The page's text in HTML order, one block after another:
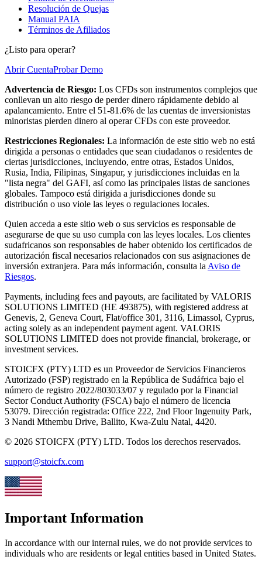
Resolución de Quejas
Manual PAIA
Términos de Afiliados
¿Listo para operar?
Abrir CuentaProbar Demo
Advertencia de Riesgo: Los CFDs son instrumentos complejos que
conllevan un alto riesgo de perder dinero rápidamente debido al
apalancamiento. Entre el 51-81.6% de las cuentas de inversionistas
minoristas pierden dinero al operar CFDs con este proveedor.
Restricciones Regionales: La información de este sitio web no está
dirigida a personas o entidades que sean ciudadanos o residentes de
ciertas jurisdicciones, incluyendo, entre otras, Estados Unidos,
Rusia, India, Filipinas, Singapur, y jurisdicciones incluidas en la
"lista negra" del GAFI, así como las principales listas de sanciones
globales. Tampoco está dirigida a jurisdicciones donde su
distribución o uso viole las leyes o regulaciones locales.
Quien acceda a este sitio web o sus servicios es responsable de
asegurarse de que su uso cumpla con las leyes locales. Los clientes
sudafricanos son responsables de haber obtenido los certificados de
autorización fiscal necesarios relacionados con sus asignaciones de
inversión extranjera. Para más información, consulta la Aviso de
Riesgos.
Payments, including fees and payouts, are facilitated by VALORIS
SOLUTIONS LIMITED (HE 493875), with registered address at
Genevis, 2, Geneva Court, Flat/office 301, 3116, Limassol, Cyprus,
acting solely as an independent payment agent. VALORIS
SOLUTIONS LIMITED does not provide financial, brokerage, or
investment services.
STOICFX (PTY) LTD es un Proveedor de Servicios Financieros
Autorizado (FSP) registrado en la República de Sudáfrica bajo el
número de registro 2022/803033/07 y regulado por la Financial
Sector Conduct Authority (FSCA) bajo el número de licencia
53079. Dirección registrada: Office 222, 2nd Floor Ingenuity Park,
3 Nandi Mthembu Drive, Ballito, Kwa-Zulu Natal, 4420.
© 2026 STOICFX (PTY) LTD. Todos los derechos reservados.
support@stoicfx.com
Important Information
In accordance with our internal rules, we do not provide services to
individuals who are residents or legal entities based in United States.